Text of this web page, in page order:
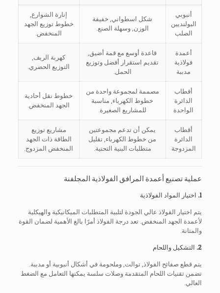
أنبوبي
البولنديين
الصلب
شكل اسطواني, خفيفة
الوزن, وسهلة الصنع.
إنارة الشوارع,
خطوط توزيع الجهد
المنخفض.
أعمدة
فولاذية
مدببة
قاعدة أوسع مع قمة أضيق,
تقديم استقرار أفضل وتوزيع
الحمل.
كهربة الريف,
التوزيع الحضري.
أقطاب
الدائرة
الواحدة
مصممة لمجموعة واحدة من
خطوط الكهرباء, مناسبة
للمشاريع الصغيرة.
خطوط نقل أحادية
الجهد المنخفض.
أقطاب
الدائرة
المزدوجة
يمكن أن تدعم مجموعتين
من خطوط الكهرباء, تقليل
متطلبات البنية التحتية.
مشاريع توزيع
الطاقة ذات الجهد
المنخفض المزدوج.
عملية تصنيع أعمدة المرافق الفولاذية المجلفنة
1. اختيار المواد الفولاذية
يتم اختيار الفولاذ عالي الجودة لتلبية المتطلبات الميكانيكية والهيكلية
لأعمدة الجهد المنخفض. تعد درجة الفولاذ أمرًا بالغ الأهمية لضمان القوة
والمتانة.
2. التشكيل واللحام
يتم قطع صفائح الفولاذ, توالت, وملحومة في أشكال أنبوبية أو مدببة.
تضمن تقنيات اللحام المتقدمة وصلات سلسة يمكنها التعامل مع الضغط
العالي.